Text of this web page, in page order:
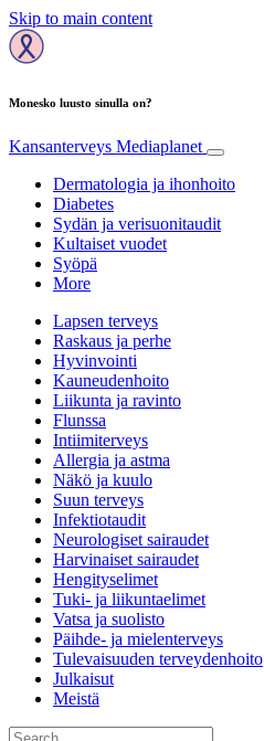
Skip to main content
Monesko luusto sinulla on?
Kansanterveys Mediaplanet
Dermatologia ja ihonhoito
Diabetes
Sydän ja verisuonitaudit
Kultaiset vuodet
Syöpä
More
Lapsen terveys
Raskaus ja perhe
Hyvinvointi
Kauneudenhoito
Liikunta ja ravinto
Flunssa
Intiimiterveys
Allergia ja astma
Näkö ja kuulo
Suun terveys
Infektiotaudit
Neurologiset sairaudet
Harvinaiset sairaudet
Hengityselimet
Tuki- ja liikuntaelimet
Vatsa ja suolisto
Päihde- ja mielenterveys
Tulevaisuuden terveydenhoito
Julkaisut
Meistä